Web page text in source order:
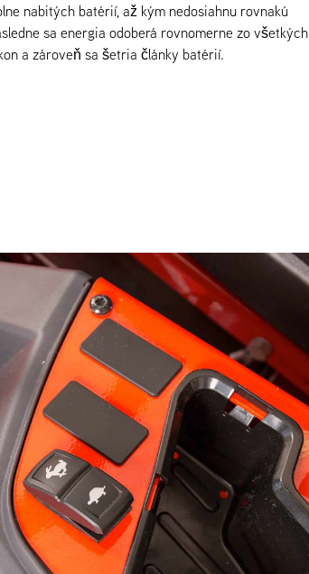
nabitých batérií, až kým nedosiahnu rovnakú
sa energia odoberá rovnomerne zo všetkých
a zároveň sa šetria články batérií.